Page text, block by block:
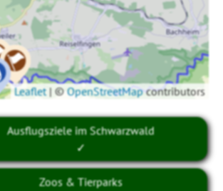
Leaflet | ©OpenStreetMapcontributors
Ausflugsziele im Schwarzwald
✓
Zoos & Tierparks